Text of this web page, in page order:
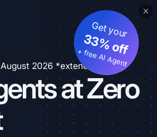
2026 *extended
at Zero
Get your
33% off
+ free AI Agent